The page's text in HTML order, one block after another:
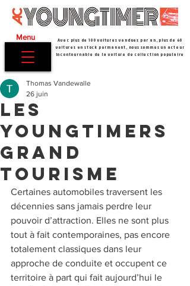
Menu
Avec plus de 100 voitures vendues par an, plus de 60
voitures en stock permanent, nous sommes un acteur
incontournable de la voiture de collection populaire
Les
youngtimers
grand
tourisme
Thomas Vandewalle
26 juin
Certaines automobiles traversent les
décennies sans jamais perdre leur
pouvoir d’attraction. Elles ne sont plus
tout à fait contemporaines, pas encore
totalement classiques dans leur
approche de conduite et occupent ce
territoire à part qui fait aujourd’hui le